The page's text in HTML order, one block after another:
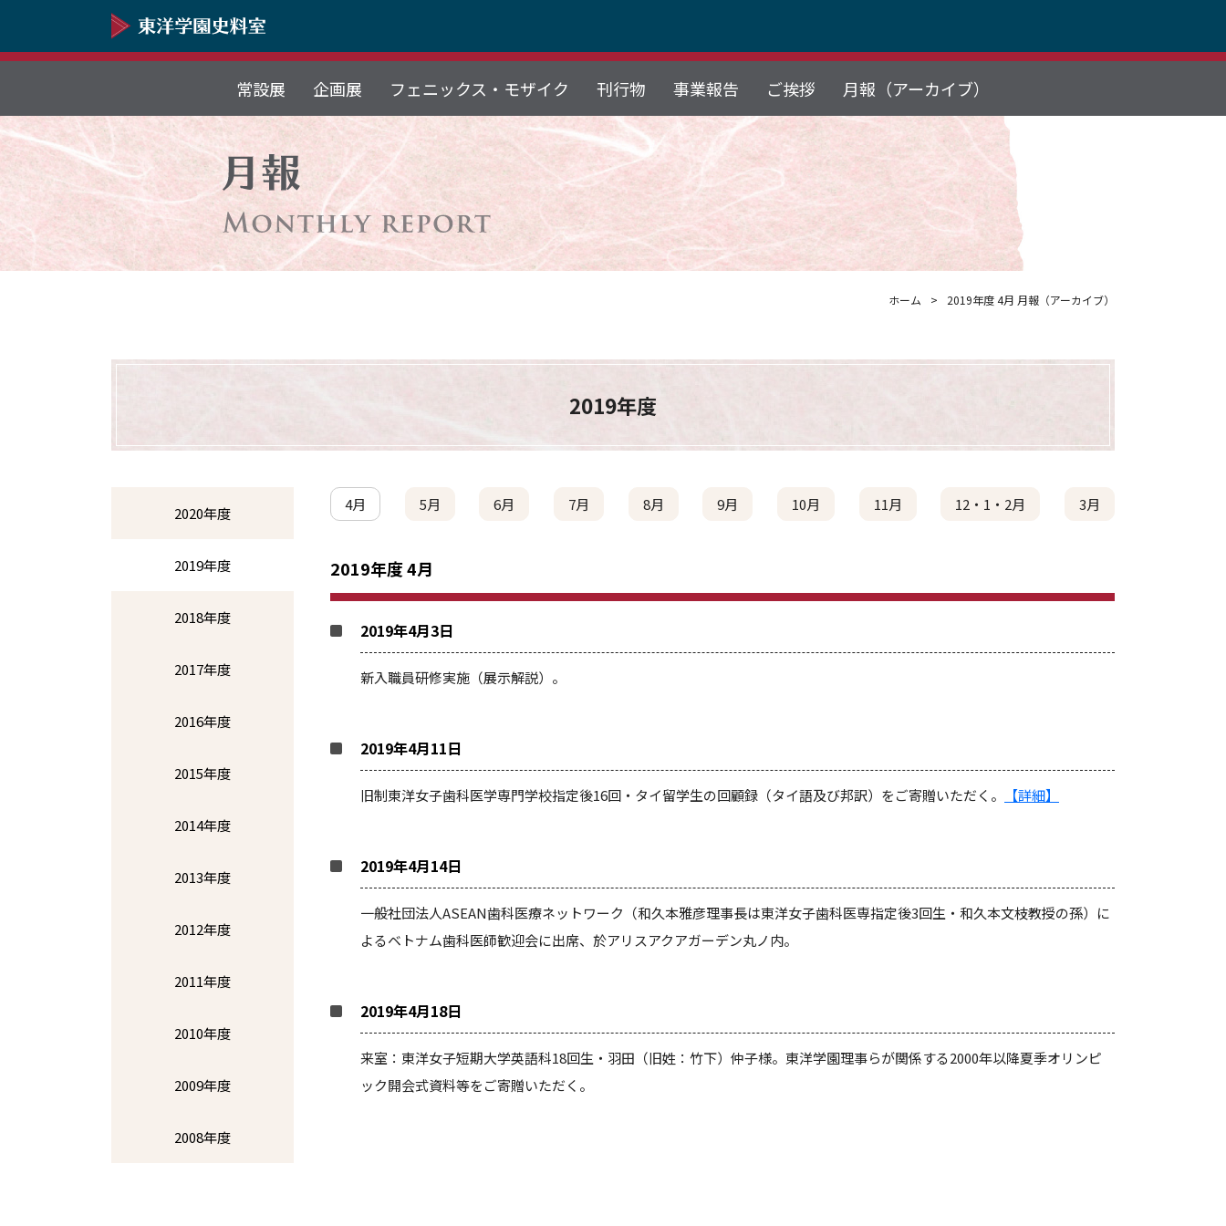
常設展 企画展 フェニックス・モザイク 刊行物 事業報告 ご挨拶 月報（アーカイブ）
ホーム 2019年度 4月 月報（アーカイブ）
2019年度
2020年度
2019年度
2018年度
2017年度
2016年度
2015年度
2014年度
2013年度
2012年度
2011年度
2010年度
2009年度
2008年度
4月 5月 6月 7月 8月 9月 10月 11月 12・1・2月 3月
2019年度 4月
2019年4月3日
新入職員研修実施（展示解説）。
2019年4月11日
旧制東洋女子歯科医学専門学校指定後16回・タイ留学生の回顧録（タイ語及び邦訳）をご寄贈いただく。 【詳細】
2019年4月14日
一般社団法人ASEAN歯科医療ネットワーク（和久本雅彦理事長は東洋女子歯科医専指定後3回生・和久本文枝教授の孫）に
よるベトナム歯科医師歓迎会に出席、於アリスアクアガーデン丸ノ内。
2019年4月18日
来室：東洋女子短期大学英語科18回生・羽田（旧姓：竹下）仲子様。東洋学園理事らが関係する2000年以降夏季オリンピ
ック開会式資料等をご寄贈いただく。